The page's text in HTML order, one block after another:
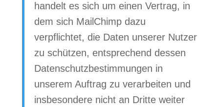
handelt es sich um einen Vertrag, in
dem sich MailChimp dazu
verpflichtet, die Daten unserer Nutzer
zu schützen, entsprechend dessen
Datenschutzbestimmungen in
unserem Auftrag zu verarbeiten und
insbesondere nicht an Dritte weiter